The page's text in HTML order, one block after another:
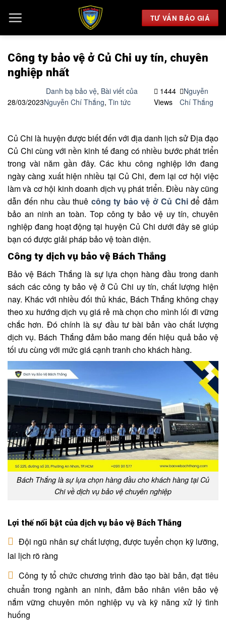
đến
TƯ VẤN BÁO GIÁ
Công ty bảo vệ ở Củ Chi uy tín, chuyên
nghiệp nhất
28/03/2023
Danh bạ bảo vệ, Bài viết của
Nguyễn Chí Thắng, Tin tức
1444
Views
Nguyễn
Chí Thắng
Củ Chi là huyện được biết đến với địa danh lịch sử Địa đạo
Củ Chi cùng với nền kinh tế đang có nhiều bước phát triển
trong vài năm gần đây. Các khu công nghiệp lớn đang
ngày càng xuất hiện nhiều tại Củ Chi, đem lại cơ hội việc
làm và cơ hội kinh doanh dịch vụ phát triển. Điều này cũng
dẫn đến nhu cầu thuê công ty bảo vệ ở Củ Chiđể đảm
bảo an ninh an toàn. Top công ty bảo vệ uy tín, chuyên
nghiệp đang hoạt động tại huyện Củ Chi dưới đây sẽ giúp
bạn có được giải pháp bảo vệ toàn diện.
Công ty dịch vụ bảo vệ Bách Thắng
Bảo vệ Bách Thắng là sự lựa chọn hàng đầu trong danh
sách các công ty bảo vệ ở Củ Chi uy tín, chất lượng hiện
nay. Khác với nhiều đối thủ khác, Bách Thắng không chạy
theo xu hướng dịch vụ giá rẻ mà chọn cho mình lối đi vững
chắc hơn. Đó chính là sự đầu tư bài bản vào chất lượng
dịch vụ. Bách Thắng đảm bảo mang đến hiệu quả bảo vệ
tối ưu cùng với mức giá cạnh tranh cho khách hàng.
Bách Thắng là sự lựa chọn hàng đầu cho khách hàng tại Củ
Chi về dịch vụ bảo vệ chuyên nghiệp
Lợi thế nổi bật của dịch vụ bảo vệ Bách Thắng
Đội ngũ nhân sự chất lượng, được tuyển chọn kỹ lưỡng,
lai lịch rõ ràng
Công ty tổ chức chương trình đào tạo bài bản, đạt tiêu
chuẩn trong ngành an ninh, đảm bảo nhân viên bảo vệ
nắm vững chuyên môn nghiệp vụ và kỹ năng xử lý tình
huống